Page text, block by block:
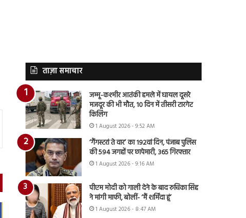
ताज़ा समाचार
जम्मू-कश्मीर आतंकी हमले में घायल दूसरे
मजदूर की भी मौत, 10 दिन में तीसरी टारगेट
किलिंग
1 August 2026 - 9:52 AM
‘गैंगस्टरां ते वार’ का 192वां दिन, पंजाब पुलिस
की 594 जगहों पर छापेमारी, 365 गिरफ्तार
1 August 2026 - 9:16 AM
पीएम मोदी को गाली देने के बाद रुचिका सिंह
ने मांगी माफी, बोलीं- ‘मैं शर्मिंदा हूं’
1 August 2026 - 8:47 AM